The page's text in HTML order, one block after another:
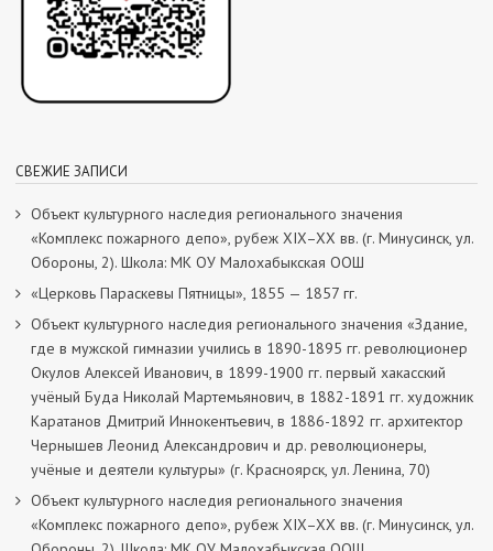
СВЕЖИЕ ЗАПИСИ
Объект культурного наследия регионального значения
«Комплекс пожарного депо», рубеж XIX–XX вв. (г. Минусинск, ул.
Обороны, 2). Школа: МК ОУ Малохабыкская ООШ
«Церковь Параскевы Пятницы», 1855 — 1857 гг.
Объект культурного наследия регионального значения «Здание,
где в мужской гимназии учились в 1890-1895 гг. революционер
Окулов Алексей Иванович, в 1899-1900 гг. первый хакасский
учёный Буда Николай Мартемьянович, в 1882-1891 гг. художник
Каратанов Дмитрий Иннокентьевич, в 1886-1892 гг. архитектор
Чернышев Леонид Александрович и др. революционеры,
учёные и деятели культуры» (г. Красноярск, ул. Ленина, 70)
Объект культурного наследия регионального значения
«Комплекс пожарного депо», рубеж XIX–XX вв. (г. Минусинск, ул.